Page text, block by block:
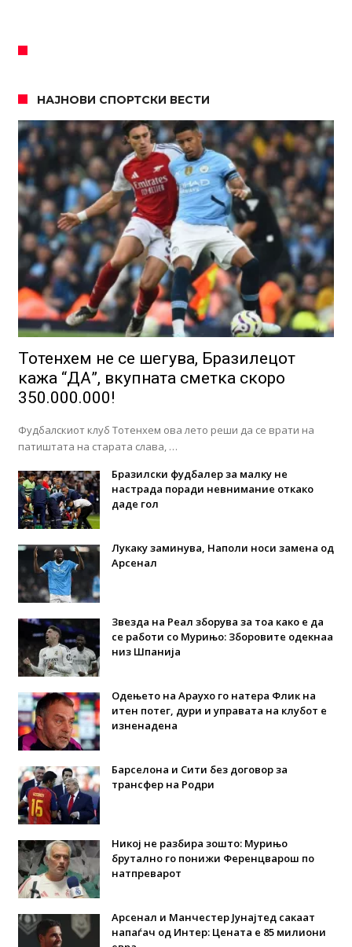
НАЈНОВИ СПОРТСКИ ВЕСТИ
Тотенхем не се шегува, Бразилецот
кажа “ДА”, вкупната сметка скоро
350.000.000!
Фудбалскиот клуб Тотенхем ова лето реши да се врати на
патиштата на старата слава, …
Бразилски фудбалер за малку не
настрада поради невнимание откако
даде гол
Лукаку заминува, Наполи носи замена од
Арсенал
Звезда на Реал зборува за тоа како е да
се работи со Мурињо: Зборовите одекнаа
низ Шпанија
Одењето на Араухо го натера Флик на
итен потег, дури и управата на клубот е
изненадена
Барселона и Сити без договор за
трансфер на Родри
Никој не разбира зошто: Мурињо
брутално го понижи Ференцварош по
натпреварот
Арсенал и Манчестер Јунајтед сакаат
напаѓач од Интер: Цената е 85 милиони